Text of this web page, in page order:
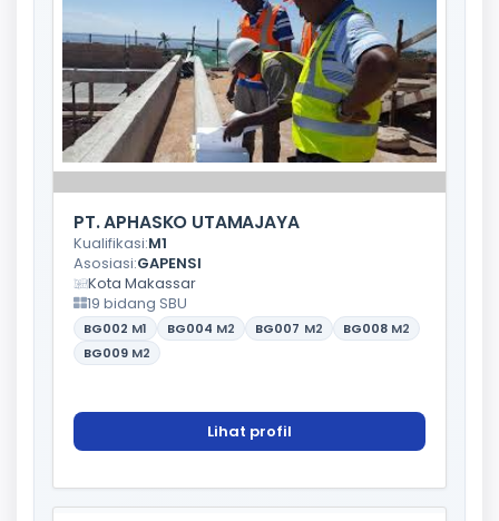
PT. APHASKO UTAMAJAYA
Kualifikasi:M1
Asosiasi:GAPENSI
Kota Makassar
19 bidang SBU
BG002 M1 BG004 M2 BG007 M2 BG008 M2
BG009 M2
Lihat profil